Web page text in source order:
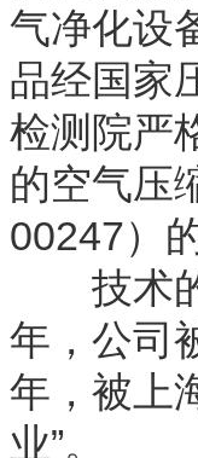
气净化设
品经国家
检测院严
的空气压
00247）
技术的
年，公司
年，被上
业”。